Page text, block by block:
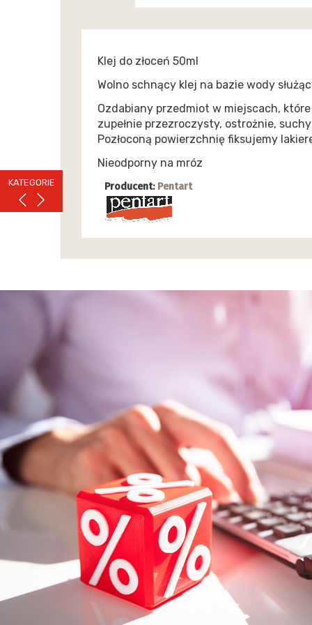
KATEGORIE
Klej do złoceń 50ml
Wolno schnący klej na bazie wody
Ozdabiany przedmiot w miejscach,
zupełnie przezroczysty, ostrożnie,
Pozłoconą powierzchnię fiksujemy
Nieodporny na mróz
Producent: Pentart